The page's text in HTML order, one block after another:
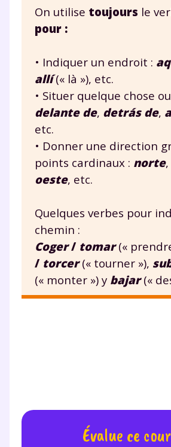
On utilise toujours le
pour :
• Indiquer un endroit :
allí(« là »), etc.
• Situer quelque chose
delante de, detrás de,
etc.
• Donner une direction
points cardinaux : norte,
oeste, etc.
Quelques verbes pour
chemin :
Coger / tomar(«
/ torcer(« tourner »),
(« monter ») y bajar(«
Évalue ce
année